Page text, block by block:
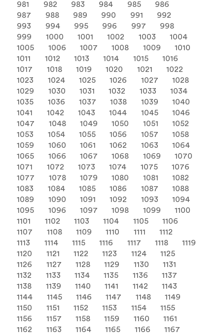
981
982 983 984 985
986
987
988 989 990 991
992
993
994 995 996 997
998
999
1000 1001 1002 1003
1004
1005
1006 1007 1008 1009
1010
1011
1012 1013 1014 1015
1016
1017
1018 1019 1020 1021
1022
1023
1024 1025 1026 1027
1028
1029
1030 1031 1032 1033
1034
1035
1036 1037 1038 1039
1040
1041
1042 1043 1044 1045
1046
1047
1048 1049 1050 1051
1052
1053
1054 1055 1056 1057
1058
1059
1060 1061 1062 1063
1064
1065
1066 1067 1068 1069
1070
1071
1072 1073 1074 1075
1076
1077
1078 1079 1080 1081
1082
1083
1084 1085 1086 1087
1088
1089
1090 1091 1092 1093
1094
1095
1096 1097 1098 1099
1100
1101
1102 1103 1104 1105
1106
1107
1108 1109 1110 1111
1112
1113
1114 1115 1116 1117 1118
1119
1120
1121 1122 1123 1124
1125
1126
1127 1128 1129 1130
1131
1132
1133 1134 1135 1136
1137
1138
1139 1140 1141 1142
1143
1144
1145 1146 1147 1148
1149
1150
1151 1152 1153 1154
1155
1156
1157 1158 1159 1160
1161
1162
1163 1164 1165 1166
1167